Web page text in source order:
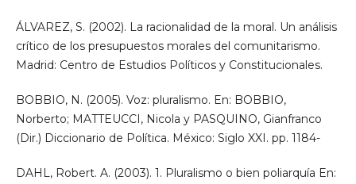
ÁLVAREZ, S. (2002). La racionalidad de la moral. Un análisis
crítico de los presupuestos morales del comunitarismo.
Madrid: Centro de Estudios Políticos y Constitucionales.
BOBBIO, N. (2005). Voz: pluralismo. En: BOBBIO,
Norberto; MATTEUCCI, Nicola y PASQUINO, Gianfranco
(Dir.) Diccionario de Política. México: Siglo XXI. pp. 1184-
DAHL, Robert. A. (2003). 1. Pluralismo o bien poliarquía En: